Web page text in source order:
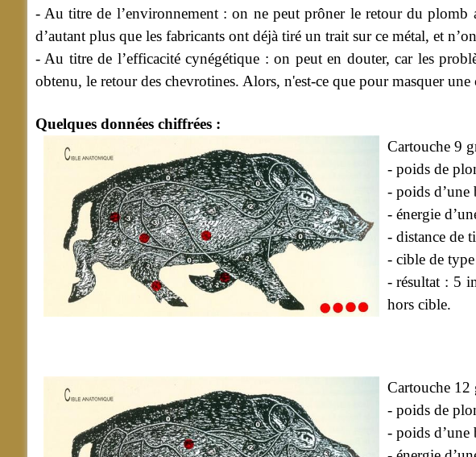
- Au titre de l’environnement : on ne peut prôner le retour du plomb
d’autant plus que les fabricants ont déjà tiré un trait sur ce métal, et
- Au titre de l’efficacité cynégétique : on peut en douter, car les
obtenu, le retour des chevrotines. Alors, n'est-ce que pour masquer
Quelques données chiffrées :
Cartouche 9
- poids de
- poids d’une
- énergie
- distance de
- cible de
- résultat : 5
hors cible.
Cartouche 12
- poids de
- poids d’une